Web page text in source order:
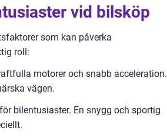
vid bilsköp
som kan påverka
roll:
motorer och snabb acceleration.
vägen.
bilentusiaster. En snygg och sportig